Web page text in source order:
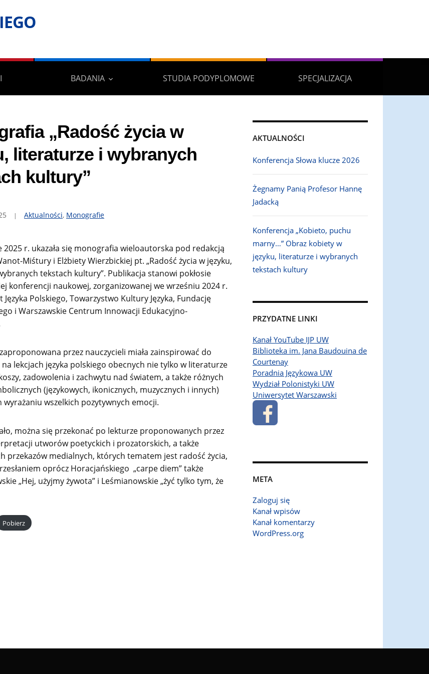
BADANIA STUDIA PODYPLOMOWE SPECJALIZACJA
„Radość życia w
literaturze i wybranych
kultury”
Aktualności, Monografie
2025 r. ukazała się monografia wieloautorska pod redakcją
Miśtury i Elżbiety Wierzbickiej pt. „Radość życia w języku,
tekstach kultury”. Publikacja stanowi pokłosie
konferencji naukowej, zorganizowanej we wrześniu 2024 r.
Języka Polskiego, Towarzystwo Kultury Języka, Fundację
i Warszawskie Centrum Innowacji Edukacyjno-
przez nauczycieli miała zainspirować do
na lekcjach języka polskiego obecnych nie tylko w literaturze
zadowolenia i zachwytu nad światem, a także różnych
(językowych, ikonicznych, muzycznych i innych)
wyrażaniu wszelkich pozytywnych emocji.
można się przekonać po lekturze proponowanych przez
utworów poetyckich i prozatorskich, a także
przekazów medialnych, których tematem jest radość życia,
oprócz Horacjańskiego „carpe diem” także
„Hej, użyjmy żywota” i Leśmianowskie „żyć tylko tym, że
Pobierz
AKTUALNOŚCI
Konferencja Słowa klucze 2026
Żegnamy Panią Profesor Hannę
Jadacką
Konferencja „Kobieto, puchu
marny…” Obraz kobiety w
języku, literaturze i wybranych
tekstach kultury
PRZYDATNE LINKI
Kanał YouTube IJP UW
Biblioteka im. Jana Baudouina de
Courtenay
Poradnia Językowa UW
Wydział Polonistyki UW
Uniwersytet Warszawski
META
Zaloguj się
Kanał wpisów
Kanał komentarzy
WordPress.org